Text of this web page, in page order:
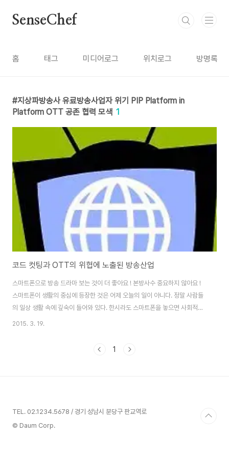
SenseChef
홈 태그 미디어로그 위치로그 방명록
지상파방송사 유료방송사업자 위기 PIP Platform in
Platform OTT 공존 협력 모색 1
코드 컷팅과 OTT의 위협에 노출된 방송산업
스마트폰으로 방송 드라마 보는 것이 더 좋아요 ! 본방사수 중요하지 않아요 !
스마트폰이 생활의 중심에 등장한 것은 어제 오늘의 일이 아니다. 정말 사람들
의 일상 생활 속에 깊숙이 들어와 있다. 한시라도 스마트폰을 놓으면 사회적으
로 격리되는 듯한 느낌이다. 스마트폰은 방송 시장에도 많은 영향을 주고 있다.
용을 선호한다. VOD(주문형 비디오 서비스)의 인기로 이제 지상파 방송사 드
2015. 3. 19.
1
TEL. 02.1234.5678 / 경기 성남시 분당구 판교역로
© Daum Corp.